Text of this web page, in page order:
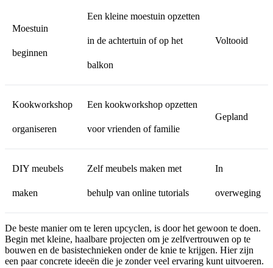
Moestuin
beginnen
Een kleine moestuin opzetten
in de achtertuin of op het
balkon
Voltooid
Kookworkshop
organiseren
Een kookworkshop opzetten
voor vrienden of familie
Gepland
DIY meubels
maken
Zelf meubels maken met
behulp van online tutorials
In
overweging
De beste manier om te leren upcyclen, is door het gewoon te doen.
Begin met kleine, haalbare projecten om je zelfvertrouwen op te
bouwen en de basistechnieken onder de knie te krijgen. Hier zijn
een paar concrete ideeën die je zonder veel ervaring kunt uitvoeren.